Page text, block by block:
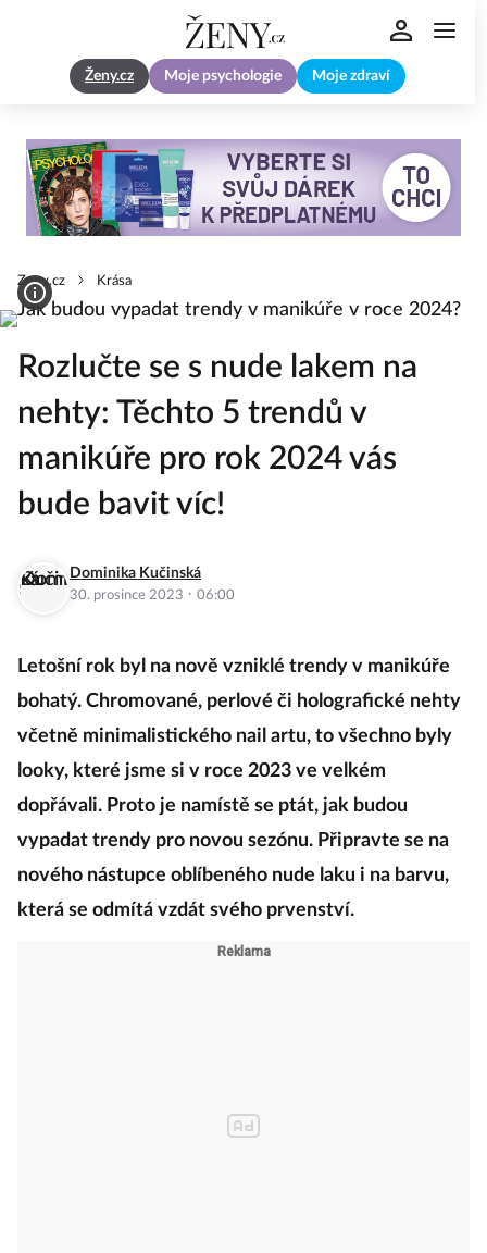
Ženy.cz Moje psychologie Moje zdraví
Zeny.cz Krása
Rozlučte se s nude lakem na
nehty: Těchto 5 trendů v
manikúře pro rok 2024 vás
bude bavit víc!
Dominika Kučinská
30. prosince 2023 · 06:00
Letošní rok byl na nově vzniklé trendy v manikúře
bohatý. Chromované, perlové či holografické nehty
včetně minimalistického nail artu, to všechno byly
looky, které jsme si v roce 2023 ve velkém
dopřávali. Proto je namístě se ptát, jak budou
vypadat trendy pro novou sezónu. Připravte se na
nového nástupce oblíbeného nude laku i na barvu,
která se odmítá vzdát svého prvenství.